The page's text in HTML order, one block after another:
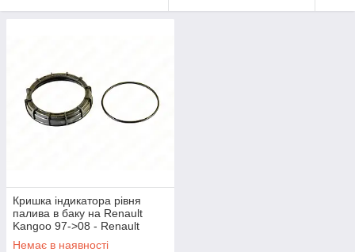
Кришка індикатора рівня
палива в баку на Renault
Kangoo 97->08 - Renault
(Оригінал) - 7701205506
Немає в наявності